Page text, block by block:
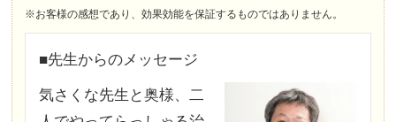
※お客様の感想であり、効果効能を保証するものではありません。
■先生からのメッセージ
気さくな先生と奥様、二